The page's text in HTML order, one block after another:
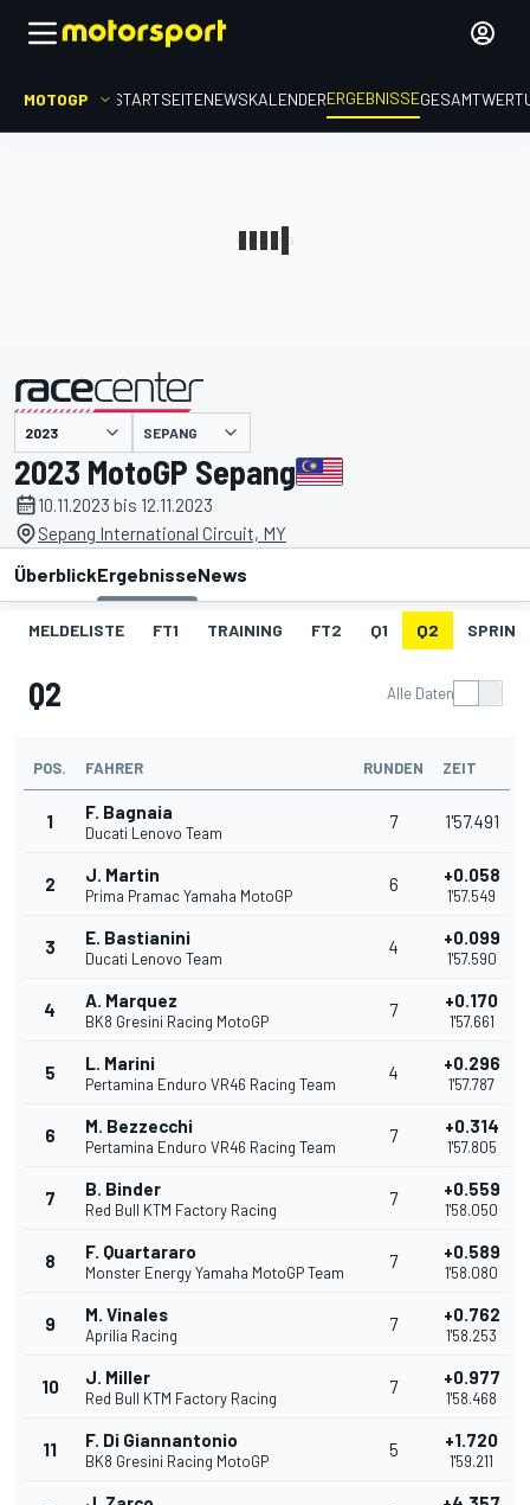
MOTOGP STARTSEITENEWSKALENDERERGEBNISSE
SEPANG
2023 MotoGP Sepang
10.11.2023 bis 12.11.2023
Sepang International Circuit, MY
ÜberblickErgebnisseNews
MELDELISTE FT1 TRAINING FT2 Q1 Q2 SPRINT
Q2 Alle Daten
POS. FAHRER RUNDEN ZEIT
1 F. Bagnaia
Ducati Lenovo Team
7 1'57.491
2 J. Martin
Prima Pramac Yamaha MotoGP
6 +0.058
1'57.549
3 E. Bastianini
Ducati Lenovo Team
4 +0.099
1'57.590
4 A. Marquez
BK8 Gresini Racing MotoGP
7 +0.170
1'57.661
5 L. Marini
Pertamina Enduro VR46 Racing Team
4 +0.296
1'57.787
6 M. Bezzecchi
Pertamina Enduro VR46 Racing Team
7 +0.314
1'57.805
7 B. Binder
Red Bull KTM Factory Racing
7 +0.559
1'58.050
8 F. Quartararo
Monster Energy Yamaha MotoGP Team
7 +0.589
1'58.080
9 M. Vinales
Aprilia Racing
7 +0.762
1'58.253
10 J. Miller
Red Bull KTM Factory Racing
7 +0.977
1'58.468
11 F. Di Giannantonio
BK8 Gresini Racing MotoGP
5 +1.720
1'59.211